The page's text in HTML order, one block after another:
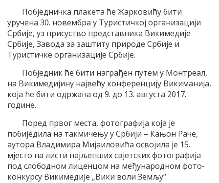
Побједничка плакета ће Жарковићу бити
уручена 30. новембра у Туристичкој организацији
Србије, уз присуство представника Викимедије
Србије, Завода за заштиту природе Србије и
Туристичке организације Србије.
Побједник ће бити награђен путем у Монтреал,
на Викимедијину највећу конференцију Викиманија,
која ће бити одржана од 9. до 13. августа 2017.
године.
Поред првог места, фотографија која је
побиједила на такмичењу у Србији – Кањон Раче,
аутора Владимира Мијаиловића освојила је 15.
мјесто на листи најљепших свјетских фотографија
под слободном лиценцом на међународном фото-
конкурсу Викимедије „Вики воли Земљу“.